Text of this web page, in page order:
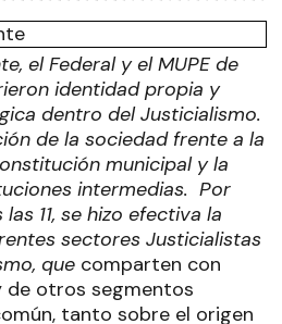
el Federal y el MUPE de
identidad propia y
dentro del Justicialismo.
de la sociedad frente a la
municipal y la
intermedias. Por
las 11, se hizo efectiva la
sectores Justicialistas
que comparten con
de otros segmentos
tanto sobre el origen